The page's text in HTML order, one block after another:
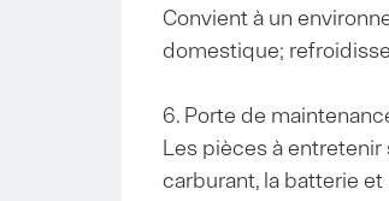
Convient à un
domestique;
6. Porte de
Les pièces à entretenir
carburant, la batterie